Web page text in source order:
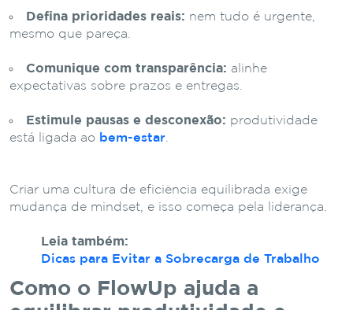
Defina prioridades reais: nem tudo é urgente,
mesmo que pareça.
Comunique com transparência: alinhe
expectativas sobre prazos e entregas.
Estimule pausas e desconexão: produtividade
está ligada ao bem-estar
Criar uma cultura de eficiência equilibrada exige
mudança de mindset, e isso começa pela liderança.
Leia também:
Dicas para Evitar a Sobrecarga de Trabalho
Como o FlowUp ajuda a